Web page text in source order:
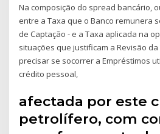
Na composição do spread bancário,
entre a Taxa que o Banco remunera
de Captação - e a Taxa aplicada na
situações que justificam a Revisão
precisar se socorrer a Empréstimos
crédito pessoal,
afectada por este
petrolífero, com